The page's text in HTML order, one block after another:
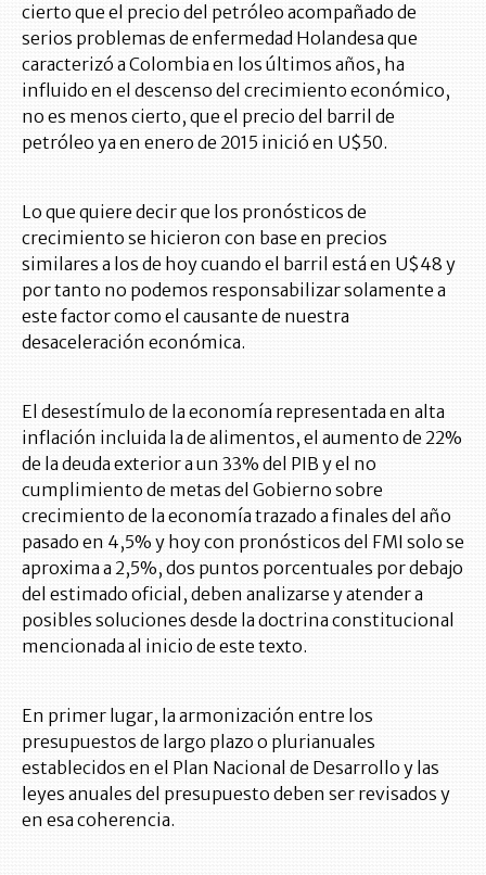
cierto que el precio del petróleo acompañado de
serios problemas de enfermedad Holandesa que
caracterizó a Colombia en los últimos años, ha
influido en el descenso del crecimiento económico,
no es menos cierto, que el precio del barril de
petróleo ya en enero de 2015 inició en U$50.
Lo que quiere decir que los pronósticos de
crecimiento se hicieron con base en precios
similares a los de hoy cuando el barril está en U$48 y
por tanto no podemos responsabilizar solamente a
este factor como el causante de nuestra
desaceleración económica.
El desestímulo de la economía representada en alta
inflación incluida la de alimentos, el aumento de 22%
de la deuda exterior a un 33% del PIB y el no
cumplimiento de metas del Gobierno sobre
crecimiento de la economía trazado a finales del año
pasado en 4,5% y hoy con pronósticos del FMI solo se
aproxima a 2,5%, dos puntos porcentuales por debajo
del estimado oficial, deben analizarse y atender a
posibles soluciones desde la doctrina constitucional
mencionada al inicio de este texto.
En primer lugar, la armonización entre los
presupuestos de largo plazo o plurianuales
establecidos en el Plan Nacional de Desarrollo y las
leyes anuales del presupuesto deben ser revisados y
en esa coherencia.